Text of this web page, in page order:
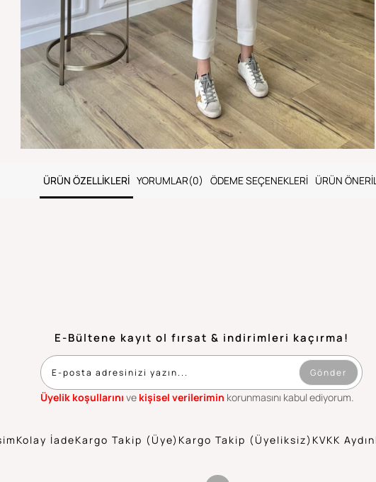
ÜRÜN ÖZELLIKLERI YORUMLAR(0) ÖDEME SEÇENEKLERI ÜRÜN
E-Bültene kayıt ol fırsat & indirimleri kaçırma!
Gönder
Üyelik koşullarını ve kişisel verilerimin korunmasını kabul ediyorum.
Kolay İadeKargo Takip (Üye) Kargo Takip (Üyeliksiz) KVKK